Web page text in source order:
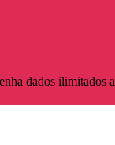
dados ilimitados